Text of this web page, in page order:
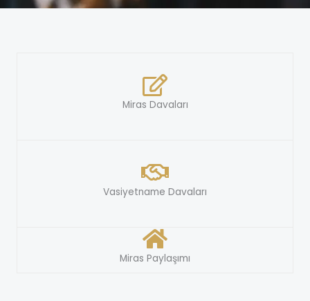
Miras Davaları
Vasiyetname Davaları
Miras Paylaşımı